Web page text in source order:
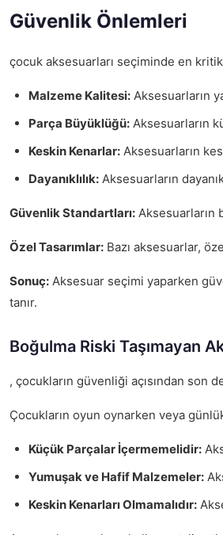
Güvenlik Önlemleri
çocuk aksesuarları seçiminde en
Malzeme Kalitesi: Aksesuarların
Parça Büyüklüğü: Aksesuarların
Keskin Kenarlar: Aksesuarların
Dayanıklılık: Aksesuarların
Güvenlik Standartları: Aksesuarların
Özel Tasarımlar: Bazı aksesuarlar,
Sonuç: Aksesuar seçimi yaparken
tanır.
Boğulma Riski Taşımayan
, çocukların güvenliği açısından son
Çocukların oyun oynarken veya
Küçük Parçalar İçermemelidir:
Yumuşak ve Hafif Malzemeler:
Keskin Kenarları Olmamalıdır: